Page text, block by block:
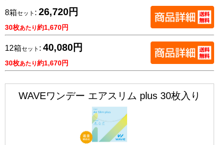
8箱セット : 26,720円
30枚あたり約1,670円
12箱セット : 40,080円
30枚あたり約1,670円
WAVEワンデー エアスリム plus 30枚入り